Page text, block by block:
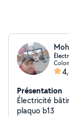
Présentation
Électricité
plaquo b13